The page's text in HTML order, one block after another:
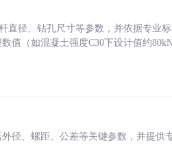
直径、钻孔尺寸等参数，并依据专业
值（如混凝土强度C30下设计值约
径、螺距、公差等关键参数，并提供